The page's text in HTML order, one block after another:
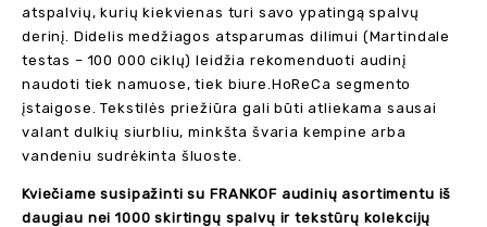
atspalvių, kurių kiekvienas turi savo ypatingą spalvų
derinį. Didelis medžiagos atsparumas dilimui (Martindale
testas – 100 000 ciklų) leidžia rekomenduoti audinį
naudoti tiek namuose, tiek biure.HoReCa segmento
įstaigose. Tekstilės priežiūra gali būti atliekama sausai
valant dulkių siurbliu, minkšta švaria kempine arba
vandeniu sudrėkinta šluoste.
Kviečiame susipažinti su FRANKOF audinių asortimentu iš
daugiau nei 1000 skirtingų spalvų ir tekstūrų kolekcijų